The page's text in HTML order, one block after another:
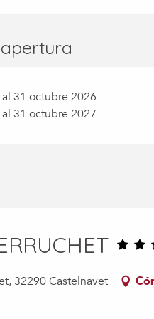
31 octubre 2026
31 octubre 2027
32290 Castelnavet